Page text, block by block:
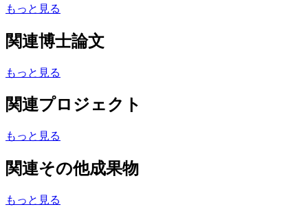
もっと見る
関連博士論文
もっと見る
関連プロジェクト
もっと見る
関連その他成果物
もっと見る